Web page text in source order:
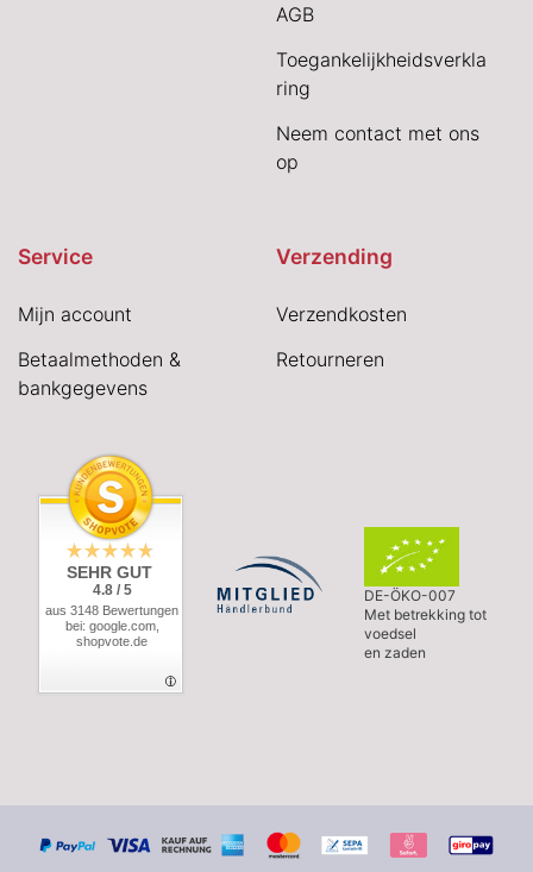
AGB
Toegankelijkheidsverkla
ring
Neem contact met ons
op
Service
Mijn account
Betaalmethoden &
bankgegevens
Verzending
Verzendkosten
Retourneren
SEHR GUT
4.8 / 5
aus 3148 Bewertungen
bei: google.com,
shopvote.de
DE-ÖKO-007
Met betrekking tot
voedsel
en zaden